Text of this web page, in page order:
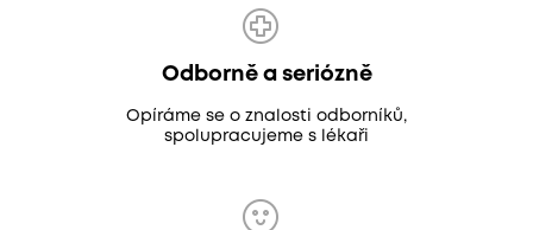
Odborně a seriózně
Opíráme se o znalosti odborníků,
spolupracujeme s lékaři